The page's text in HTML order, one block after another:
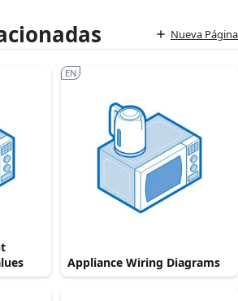
Nueva Página
Appliance Wiring Diagrams
EN